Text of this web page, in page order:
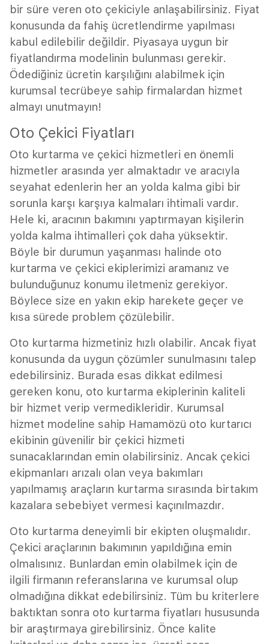
bir süre veren oto çekiciyle anlaşabilirsiniz. Fiyat
konusunda da fahiş ücretlendirme yapılması
kabul edilebilir değildir. Piyasaya uygun bir
fiyatlandırma modelinin bulunması gerekir.
Ödediğiniz ücretin karşılığını alabilmek için
kurumsal tecrübeye sahip firmalardan hizmet
almayı unutmayın!
Oto Çekici Fiyatları
Oto kurtarma ve çekici hizmetleri en önemli
hizmetler arasında yer almaktadır ve aracıyla
seyahat edenlerin her an yolda kalma gibi bir
sorunla karşı karşıya kalmaları ihtimali vardır.
Hele ki, aracının bakımını yaptırmayan kişilerin
yolda kalma ihtimalleri çok daha yüksektir.
Böyle bir durumun yaşanması halinde oto
kurtarma ve çekici ekiplerimizi aramanız ve
bulunduğunuz konumu iletmeniz gerekiyor.
Böylece size en yakın ekip harekete geçer ve
kısa sürede problem çözülebilir.
Oto kurtarma hizmetiniz hızlı olabilir. Ancak fiyat
konusunda da uygun çözümler sunulmasını talep
edebilirsiniz. Burada esas dikkat edilmesi
gereken konu, oto kurtarma ekiplerinin kaliteli
bir hizmet verip vermedikleridir. Kurumsal
hizmet modeline sahip Hamamözü oto kurtarıcı
ekibinin güvenilir bir çekici hizmeti
sunacaklarından emin olabilirsiniz. Ancak çekici
ekipmanları arızalı olan veya bakımları
yapılmamış araçların kurtarma sırasında birtakım
kazalara sebebiyet vermesi kaçınılmazdır.
Oto kurtarma deneyimli bir ekipten oluşmalıdır.
Çekici araçlarının bakımının yapıldığına emin
olmalısınız. Bunlardan emin olabilmek için de
ilgili firmanın referanslarına ve kurumsal olup
olmadığına dikkat edebilirsiniz. Tüm bu kriterlere
baktıktan sonra oto kurtarma fiyatları hususunda
bir araştırmaya girebilirsiniz. Önce kalite